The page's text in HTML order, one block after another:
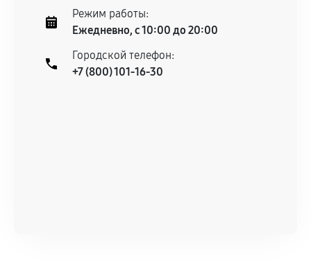
Режим работы:
Ежедневно, с 10:00 до 20:00
Городской телефон:
+7 (800) 101-16-30